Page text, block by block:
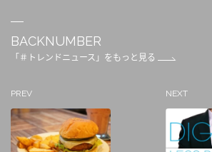
BACKNUMBER
「＃トレンドニュース」をもっと見る
PREV NEXT